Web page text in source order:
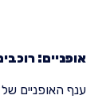
אופניים:
ענף האופניים של